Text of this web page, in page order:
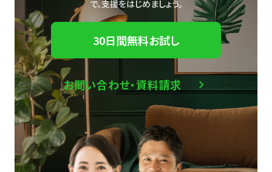
で、支援をはじめましょう。
30日間無料お試し
お問い合わせ・資料請求